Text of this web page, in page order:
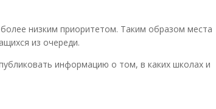
низким приоритетом. Таким образом места
из очереди.
информацию о том, в каких школах и